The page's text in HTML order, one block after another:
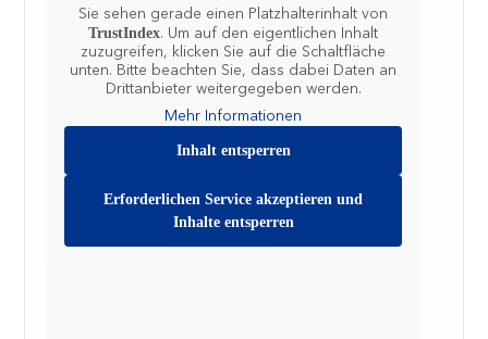
Sie sehen gerade einen Platzhalterinhalt von
TrustIndex. Um auf den eigentlichen Inhalt
zuzugreifen, klicken Sie auf die Schaltfläche
unten. Bitte beachten Sie, dass dabei Daten an
Drittanbieter weitergegeben werden.
Mehr Informationen
Inhalt entsperren
Erforderlichen Service akzeptieren und
Inhalte entsperren